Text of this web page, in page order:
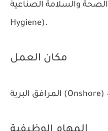
الصحة والسلامة الصناعية (Health and Industrial
Hygiene).
مكان العمل